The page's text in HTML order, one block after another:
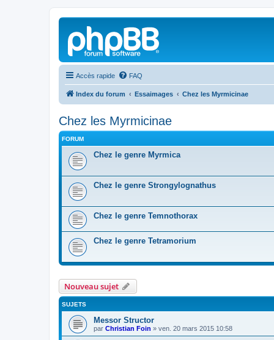
Accès rapide FAQ
Index du forum Essaimages Chez les Myrmicinae
Chez les Myrmicinae
FORUM
Chez le genre Myrmica
Chez le genre Strongylognathus
Chez le genre Temnothorax
Chez le genre Tetramorium
Nouveau sujet
SUJETS
Messor Structor
par Christian Foin » ven. 20 mars 2015 10:58